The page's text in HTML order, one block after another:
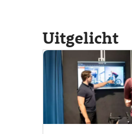
Uitgelicht